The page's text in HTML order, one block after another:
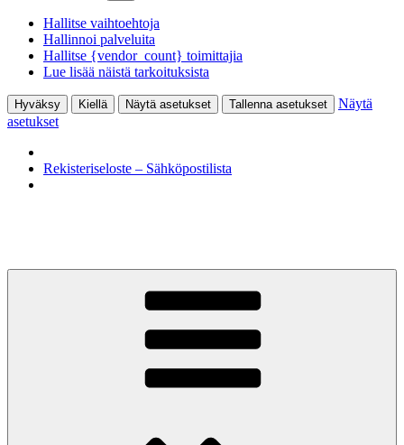
Hallitse vaihtoehtoja
Hallinnoi palveluita
Hallitse {vendor_count} toimittajia
Lue lisää näistä tarkoituksista
Hyväksy Kiellä Näytä asetukset Tallenna asetukset
Näytä
asetukset
Rekisteriseloste – Sähköpostilista